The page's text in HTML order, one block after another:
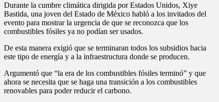
Durante la cumbre climática dirigida por Estados Unidos, Xiye
Bastida, una joven del Estado de México habló a los invitados del
evento para mostrar la urgencia de que se reconozca que los
combustibles fósiles ya no podían ser usados.
De esta manera exigió que se terminaran todos los subsidios hacia
este tipo de energía y a la infraestructura donde se producen.
Argumentó que “la era de los combustibles fósiles terminó” y que
ahora se necesita que se haga una transición a los combustibles
renovables para poder reducir el carbono.